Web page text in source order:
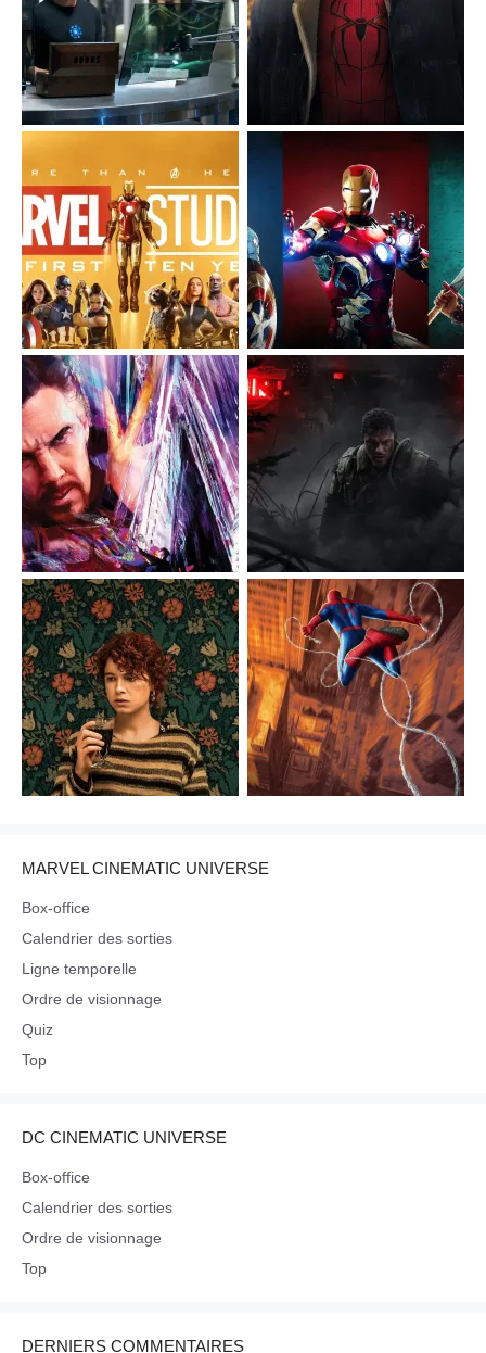
MARVEL CINEMATIC UNIVERSE
Box-office
Calendrier des sorties
Ligne temporelle
Ordre de visionnage
Quiz
Top
DC CINEMATIC UNIVERSE
Box-office
Calendrier des sorties
Ordre de visionnage
Top
DERNIERS COMMENTAIRES